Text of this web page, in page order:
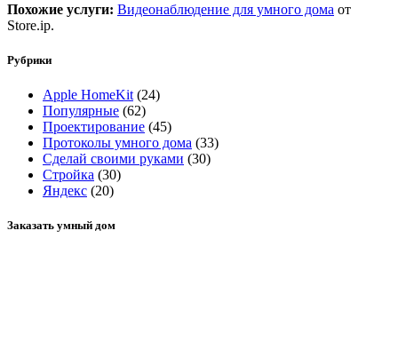
Похожие услуги: Видеонаблюдение для умного дома от
Store.ip.
Рубрики
Apple HomeKit (24)
Популярные (62)
Проектирование (45)
Протоколы умного дома (33)
Сделай своими руками (30)
Стройка (30)
Яндекс (20)
Заказать умный дом